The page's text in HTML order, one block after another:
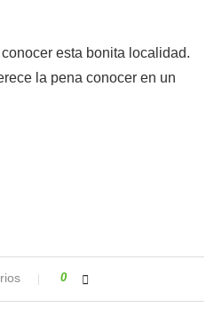
esta bonita localidad.
la pena conocer en un
0